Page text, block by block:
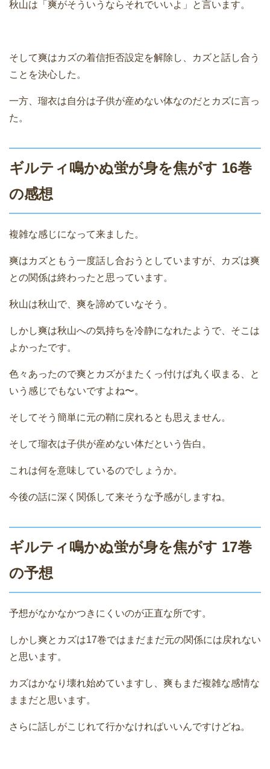
秋山は「爽がそういうならそれでいいよ」と言います。
そして爽はカズの着信拒否設定を解除し、カズと話し合う
ことを決心した。
一方、瑠衣は自分は子供が産めない体なのだとカズに言っ
た。
ギルティ鳴かぬ蛍が身を焦がす 16巻
の感想
複雑な感じになって来ました。
爽はカズともう一度話し合おうとしていますが、カズは爽
との関係は終わったと思っています。
秋山は秋山で、爽を諦めていなそう。
しかし爽は秋山への気持ちを冷静になれたようで、そこは
よかったです。
色々あったので爽とカズがまたくっ付けば丸く収まる、と
いう感じでもないですよね〜。
そしてそう簡単に元の鞘に戻れるとも思えません。
そして瑠衣は子供が産めない体だという告白。
これは何を意味しているのでしょうか。
今後の話に深く関係して来そうな予感がしますね。
ギルティ鳴かぬ蛍が身を焦がす 17巻
の予想
予想がなかなかつきにくいのが正直な所です。
しかし爽とカズは17巻ではまだまだ元の関係には戻れない
と思います。
カズはかなり壊れ始めていますし、爽もまだ複雑な感情な
ままだと思います。
さらに話しがこじれて行かなければいいんですけどね。